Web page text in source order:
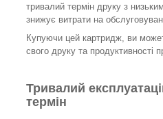
тривалий термін друку з
знижує витрати на
Купуючи цей картридж, ви
свого друку та продуктивності
Тривалий
термін